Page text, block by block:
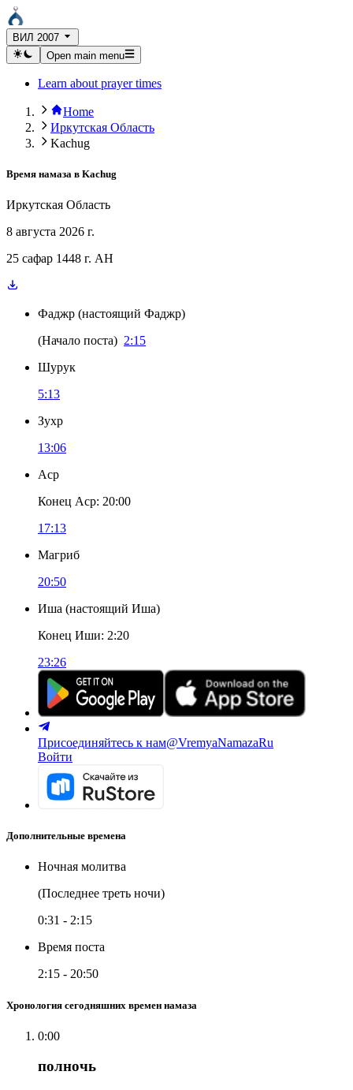
ВИЛ 2007
Open main menu
Learn about prayer times
Home
Иркутская Область
Kachug
Время намаза в Kachug
Иркутская Область
8 августа 2026 г.
25 сафар 1448 г. AH
Фаджр (настоящий Фаджр)
(Начало поста) 2:15
Шурук
5:13
Зухр
13:06
Аср
Конец Аср: 20:00
17:13
Магриб
20:50
Иша (настоящий Иша)
Конец Иши: 2:20
23:26
Присоединяйтесь к нам@VremyaNamazaRu
Войти
Дополнительные времена
Ночная молитва
(Последнее треть ночи)
0:31 - 2:15
Время поста
2:15 - 20:50
Хронология сегодняшних времен намаза
0:00
полночь